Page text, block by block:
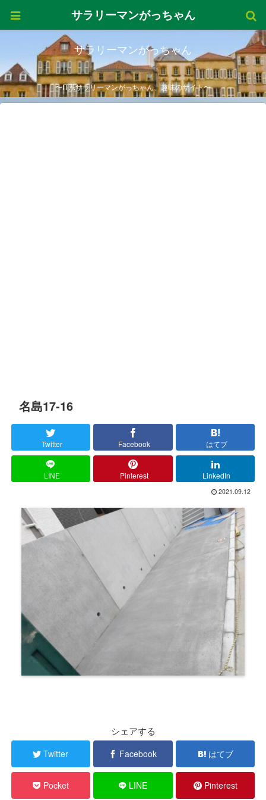
サラリーマンがっちゃん
〜IT系サラリーマンがっちゃん、趣味のサイト〜
名島17-16
Twitter Facebook はてブ
LINE Pinterest LinkedIn
2021.09.12
シェアする
Twitter Facebook はてブ
Pocket LINE Pinterest
サラリーマンがっちゃん